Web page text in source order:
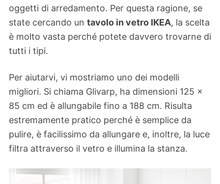
oggetti di arredamento. Per questa ragione, se
state cercando un tavolo in vetro IKEA, la scelta
è molto vasta perché potete davvero trovarne di
tutti i tipi.
Per aiutarvi, vi mostriamo uno dei modelli
migliori. Si chiama Glivarp, ha dimensioni 125 x
85 cm ed è allungabile fino a 188 cm. Risulta
estremamente pratico perché è semplice da
pulire, è facilissimo da allungare e, inoltre, la luce
filtra attraverso il vetro e illumina la stanza.